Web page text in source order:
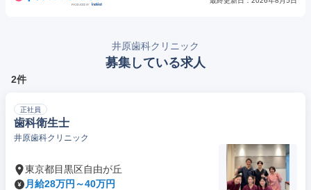
井原歯科クリニック
募集している求人
2件
正社員
歯科衛生士
井原歯科クリニック
東京都目黒区自由が丘
月給28万円～40万円